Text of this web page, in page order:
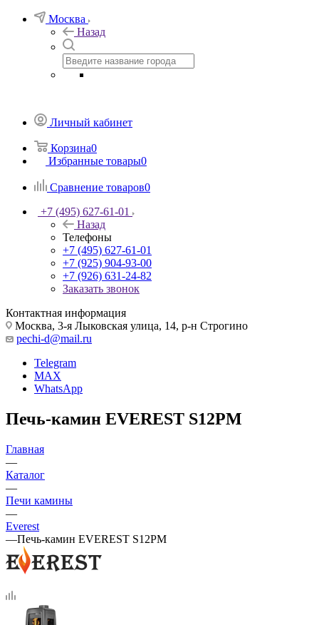
Москва
Назад
Личный кабинет
Корзина0
Избранные товары0
Сравнение товаров0
+7 (495) 627-61-01
Назад
Телефоны
+7 (495) 627-61-01
+7 (925) 904-93-00
+7 (926) 631-24-82
Заказать звонок
Контактная информация
Москва, 3-я Лыковская улица, 14, р-н Строгино
pechi-d@mail.ru
Telegram
MAX
WhatsApp
Печь-камин EVEREST S12PМ
Главная
—
Каталог
—
Печи камины
—
Everest
—Печь-камин EVEREST S12PМ